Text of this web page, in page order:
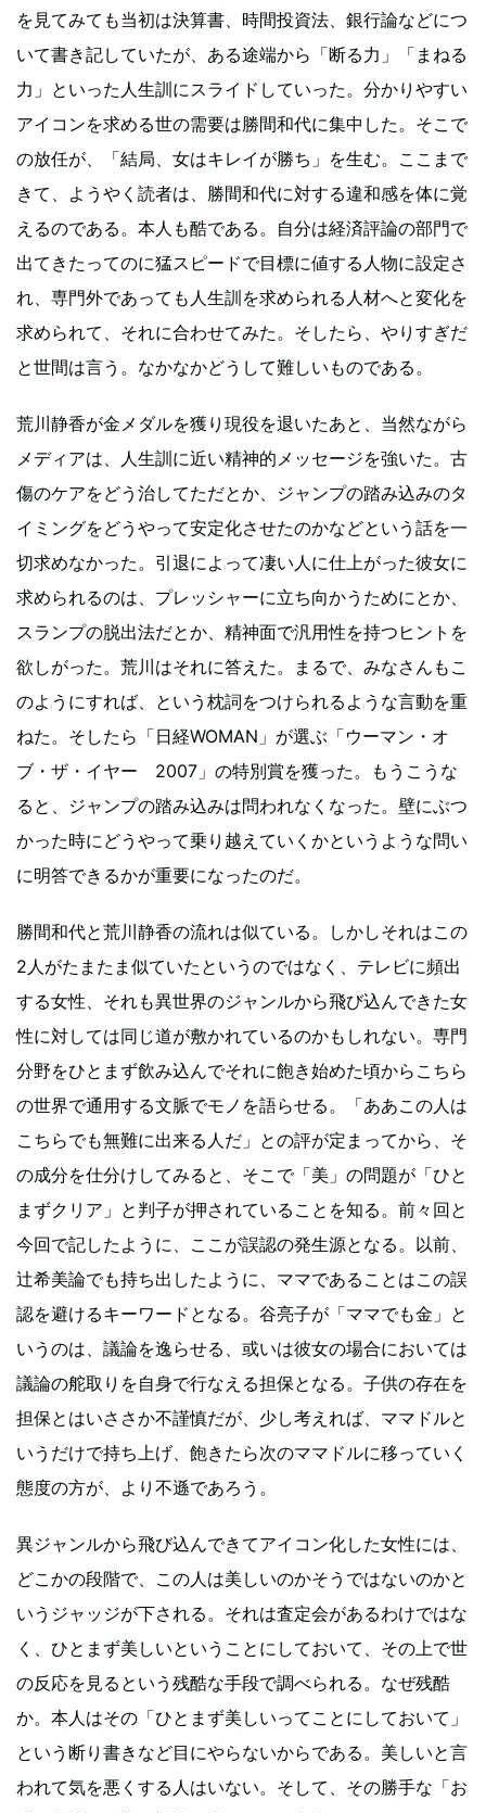
を見てみても当初は決算書、時間投資法、銀行論などにつ
いて書き記していたが、ある途端から「断る力」「まねる
力」といった人生訓にスライドしていった。分かりやすい
アイコンを求める世の需要は勝間和代に集中した。そこで
の放任が、「結局、女はキレイが勝ち」を生む。ここまで
きて、ようやく読者は、勝間和代に対する違和感を体に覚
えるのである。本人も酷である。自分は経済評論の部門で
出てきたってのに猛スピードで目標に値する人物に設定さ
れ、専門外であっても人生訓を求められる人材へと変化を
求められて、それに合わせてみた。そしたら、やりすぎだ
と世間は言う。なかなかどうして難しいものである。
荒川静香が金メダルを獲り現役を退いたあと、当然ながら
メディアは、人生訓に近い精神的メッセージを強いた。古
傷のケアをどう治してただとか、ジャンプの踏み込みのタ
イミングをどうやって安定化させたのかなどという話を一
切求めなかった。引退によって凄い人に仕上がった彼女に
求められるのは、プレッシャーに立ち向かうためにとか、
スランプの脱出法だとか、精神面で汎用性を持つヒントを
欲しがった。荒川はそれに答えた。まるで、みなさんもこ
のようにすれば、という枕詞をつけられるような言動を重
ねた。そしたら「日経WOMAN」が選ぶ「ウーマン・オ
ブ・ザ・イヤー 2007」の特別賞を獲った。もうこうな
ると、ジャンプの踏み込みは問われなくなった。壁にぶつ
かった時にどうやって乗り越えていくかというような問い
に明答できるかが重要になったのだ。
勝間和代と荒川静香の流れは似ている。しかしそれはこの
2人がたまたま似ていたというのではなく、テレビに頻出
する女性、それも異世界のジャンルから飛び込んできた女
性に対しては同じ道が敷かれているのかもしれない。専門
分野をひとまず飲み込んでそれに飽き始めた頃からこちら
の世界で通用する文脈でモノを語らせる。「ああこの人は
こちらでも無難に出来る人だ」との評が定まってから、そ
の成分を仕分けしてみると、そこで「美」の問題が「ひと
まずクリア」と判子が押されていることを知る。前々回と
今回で記したように、ここが誤認の発生源となる。以前、
辻希美論でも持ち出したように、ママであることはこの誤
認を避けるキーワードとなる。谷亮子が「ママでも金」と
いうのは、議論を逸らせる、或いは彼女の場合においては
議論の舵取りを自身で行なえる担保となる。子供の存在を
担保とはいささか不謹慎だが、少し考えれば、ママドルと
いうだけで持ち上げ、飽きたら次のママドルに移っていく
態度の方が、より不遜であろう。
異ジャンルから飛び込んできてアイコン化した女性には、
どこかの段階で、この人は美しいのかそうではないのかと
いうジャッジが下される。それは査定会があるわけではな
く、ひとまず美しいということにしておいて、その上で世
の反応を見るという残酷な手段で調べられる。なぜ残酷
か。本人はその「ひとまず美しいってことにしておいて」
という断り書きなど目にやらないからである。美しいと言
われて気を悪くする人はいない。そして、その勝手な「お